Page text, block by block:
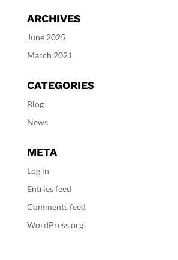
ARCHIVES
June 2025
March 2021
CATEGORIES
Blog
News
META
Log in
Entries feed
Comments feed
WordPress.org